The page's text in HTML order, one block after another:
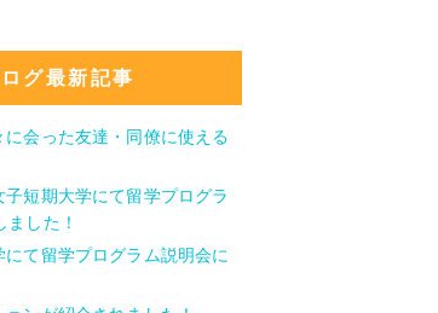
グ最新記事
に会った友達・同僚に使える
短期大学にて留学プログラ
した！
にて留学プログラム説明会に